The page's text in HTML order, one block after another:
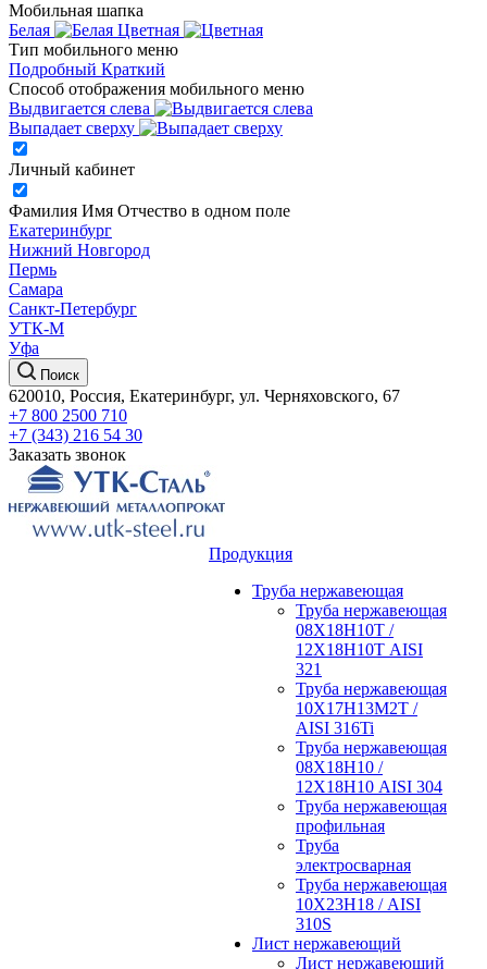
Мобильная шапка
Белая
Цветная
Тип мобильного меню
Подробный Краткий
Способ отображения мобильного меню
Выдвигается слева
Выпадает сверху
Личный кабинет
Фамилия Имя Отчество в одном поле
Екатеринбург
Нижний Новгород
Пермь
Самара
Санкт-Петербург
УТК-М
Уфа
Поиск
620010, Россия, Екатеринбург, ул. Черняховского, 67
+7 800 2500 710
+7 (343) 216 54 30
Заказать звонок
Продукция
Труба нержавеющая
Труба нержавеющая
08Х18Н10Т /
12Х18Н10Т AISI
321
Труба нержавеющая
10Х17Н13М2Т /
AISI 316Ti
Труба нержавеющая
08Х18Н10 /
12Х18Н10 AISI 304
Труба нержавеющая
профильная
Труба
электросварная
Труба нержавеющая
10Х23Н18 / AISI
310S
Лист нержавеющий
Лист нержавеющий